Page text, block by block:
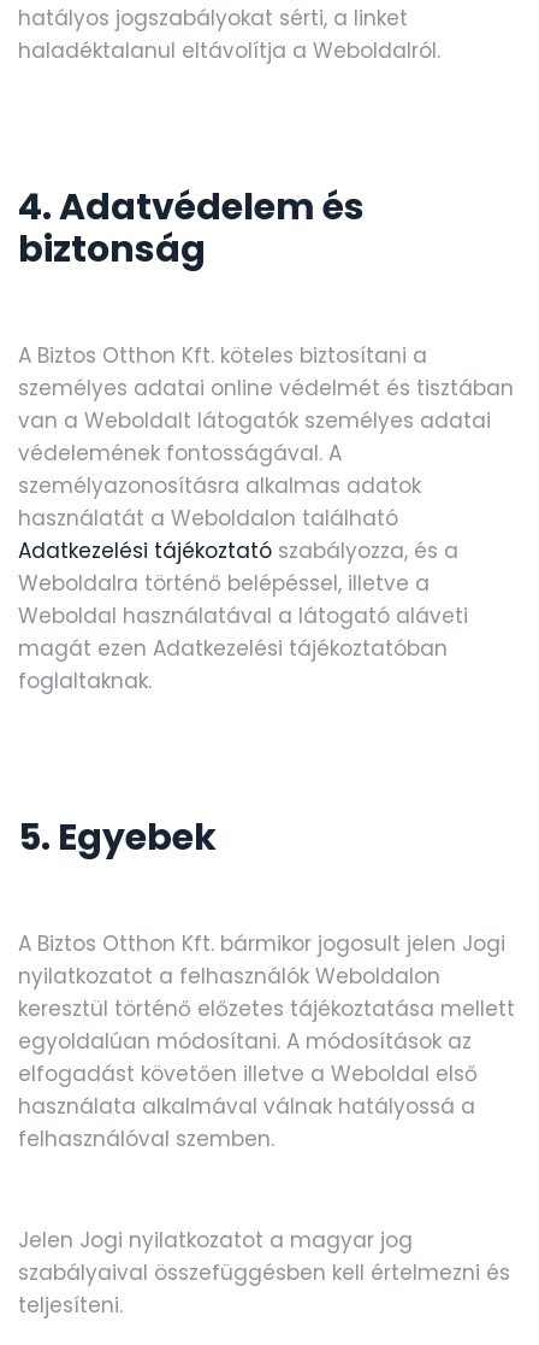
hatályos jogszabályokat sérti, a linket
haladéktalanul eltávolítja a Weboldalról.
4. Adatvédelem és
biztonság
A Biztos Otthon Kft. köteles biztosítani a
személyes adatai online védelmét és tisztában
van a Weboldalt látogatók személyes adatai
védelemének fontosságával. A
személyazonosításra alkalmas adatok
használatát a Weboldalon található
Adatkezelési tájékoztató szabályozza, és a
Weboldalra történő belépéssel, illetve a
Weboldal használatával a látogató aláveti
magát ezen Adatkezelési tájékoztatóban
foglaltaknak.
5. Egyebek
A Biztos Otthon Kft. bármikor jogosult jelen Jogi
nyilatkozatot a felhasználók Weboldalon
keresztül történő előzetes tájékoztatása mellett
egyoldalúan módosítani. A módosítások az
elfogadást követően illetve a Weboldal első
használata alkalmával válnak hatályossá a
felhasználóval szemben.
Jelen Jogi nyilatkozatot a magyar jog
szabályaival összefüggésben kell értelmezni és
teljesíteni.